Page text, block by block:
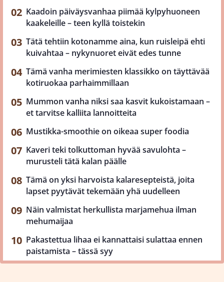
Kaadoin päiväysvanhaa piimää kylpyhuoneen
kaakeleille – teen kyllä toistekin
Tätä tehtiin kotonamme aina, kun ruisleipä ehti
kuivahtaa – nykynuoret eivät edes tunne
Tämä vanha merimiesten klassikko on täyttävää
kotiruokaa parhaimmillaan
Mummon vanha niksi saa kasvit kukoistamaan –
et tarvitse kalliita lannoitteita
Mustikka-smoothie on oikeaa super foodia
Kaveri teki tolkuttoman hyvää savulohta –
murusteli tätä kalan päälle
Tämä on yksi harvoista kalaresepteistä, joita
lapset pyytävät tekemään yhä uudelleen
Näin valmistat herkullista marjamehua ilman
mehumaijaa
Pakastettua lihaa ei kannattaisi sulattaa ennen
paistamista – tässä syy